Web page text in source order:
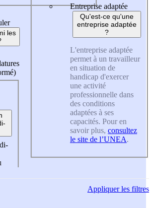
les
Entreprise adaptée
Qu'est-ce qu'une
entreprise adaptée
?
L'entreprise adaptée
permet à un travailleur
en situation de
handicap d'exercer
une activité
professionnelle dans
des conditions
adaptées à ses
capacités. Pour en
savoir plus, consultez
le site de l’UNEA.
Appliquerles filtres